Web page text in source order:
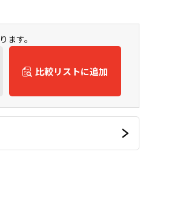
す。
比較リストに追加